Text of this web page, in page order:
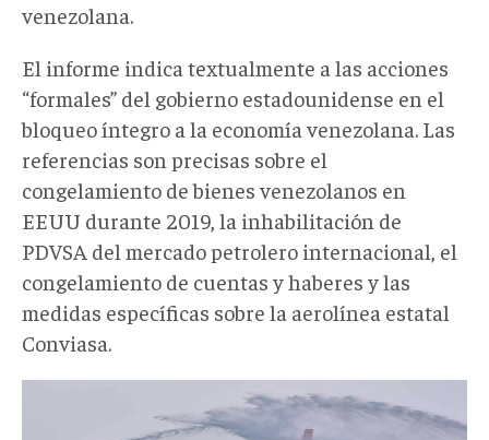
venezolana.
El informe indica textualmente a las acciones
“formales” del gobierno estadounidense en el
bloqueo íntegro a la economía venezolana. Las
referencias son precisas sobre el
congelamiento de bienes venezolanos en
EEUU durante 2019, la inhabilitación de
PDVSA del mercado petrolero internacional, el
congelamiento de cuentas y haberes y las
medidas específicas sobre la aerolínea estatal
Conviasa.